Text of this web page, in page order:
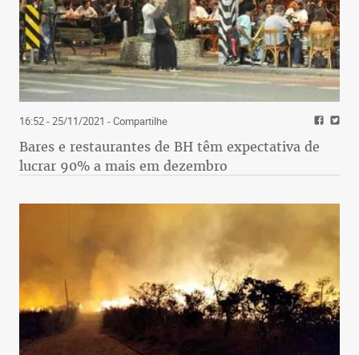
16:52 - 25/11/2021 - Compartilhe
Bares e restaurantes de BH têm expectativa de
lucrar 90% a mais em dezembro